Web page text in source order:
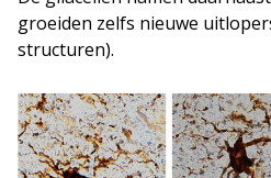
groeiden zelfs nieuwe
structuren).